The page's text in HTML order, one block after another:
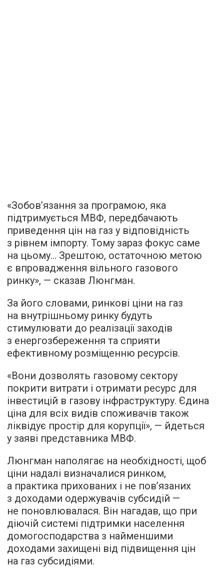
«Зобов’язання за програмою, яка
підтримується МВФ, передбачають
приведення цін на газ у відповідність
з рівнем імпорту. Тому зараз фокус саме
на цьому... Зрештою, остаточною метою
є впровадження вільного газового
ринку», — сказав Люнгман.
За його словами, ринкові ціни на газ
на внутрішньому ринку будуть
стимулювати до реалізації заходів
з енергозбереження та сприяти
ефективному розміщенню ресурсів.
«Вони дозволять газовому сектору
покрити витрати і отримати ресурс для
інвестицій в газову інфраструктуру. Єдина
ціна для всіх видів споживачів також
ліквідує простір для корупції», — йдеться
у заяві представника МВФ.
Люнгман наполягає на необхідності, щоб
ціни надалі визначалися ринком,
а практика прихованих і не пов’язаних
з доходами одержувачів субсидій —
не поновлювалася. Він нагадав, що при
діючій системі підтримки населення
домогосподарства з найменшими
доходами захищені від підвищення цін
на газ субсидіями.